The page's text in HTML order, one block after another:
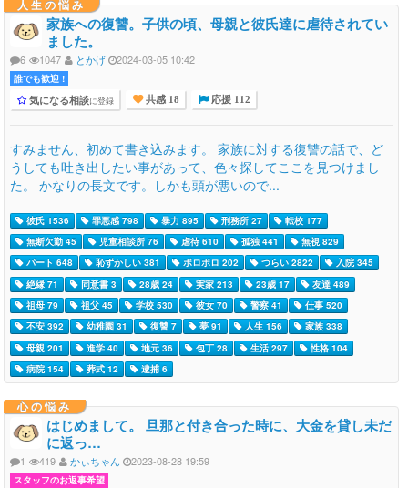
人生の悩み
家族への復讐。子供の頃、母親と彼氏達に虐待されてい
ました。
6 1047 とかげ 2024-03-05 10:42
誰でも歓迎 !
気になる相談に登録 共感 18 応援 112
すみません、初めて書き込みます。 家族に対する復讐の話で、ど
うしても吐き出したい事があって、色々探してここを見つけまし
た。 かなりの長文です。しかも頭が悪いので...
彼氏 1536 罪悪感 798 暴力 895 刑務所 27
転校 177
無断欠勤 45
児童相談所 76 虐待 610 孤独 441
無視 829
パート 648
恥ずかしい 381 ボロボロ 202 つらい 2822
入院 345
絶縁 71
同意書 3 28歳 24 実家 213 23歳 17
友達 489
祖母 79
祖父 45 学校 530 彼女 70 警察 41
仕事 520
不安 392
幼稚園 31 復讐 7 夢 91 人生 156
家族 338
母親 201
進学 40 地元 36 包丁 28 生活 297
性格 104
病院 154
葬式 12 逮捕 6
心の悩み
はじめまして。 旦那と付き合った時に、大金を貸し未だ
に返っ…
1 419 かぃちゃん 2023-08-28 19:59
スタッフのお返事希望